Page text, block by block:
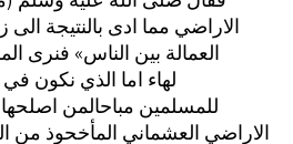
الاراضي مما ادى بالنتيجة
العمالة بين الناس» فنرى
لهاء اما الذي نكون
للمسلمين مباحالمن
الاراضي العشماني المأخحوذ من